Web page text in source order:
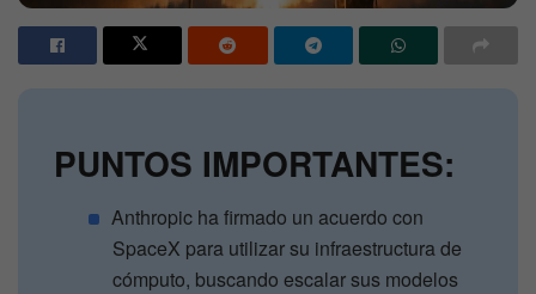
PUNTOS IMPORTANTES:
Anthropic ha firmado un acuerdo con
SpaceX para utilizar su infraestructura de
cómputo, buscando escalar sus modelos